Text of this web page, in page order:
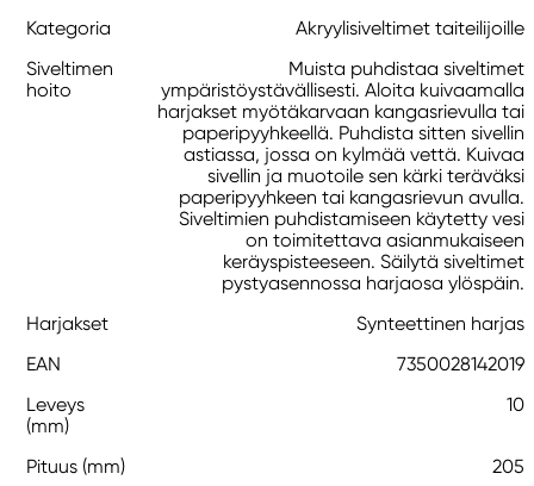
Kategoria
Akryylisiveltimet taiteilijoille
Siveltimen
hoito
Muista puhdistaa siveltimet
ympäristöystävällisesti. Aloita kuivaamalla
harjakset myötäkarvaan kangasrievulla tai
paperipyyhkeellä. Puhdista sitten sivellin
astiassa, jossa on kylmää vettä. Kuivaa
sivellin ja muotoile sen kärki teräväksi
paperipyyhkeen tai kangasrievun avulla.
Siveltimien puhdistamiseen käytetty vesi
on toimitettava asianmukaiseen
keräyspisteeseen. Säilytä siveltimet
pystyasennossa harjaosa ylöspäin.
Harjakset
Synteettinen harjas
EAN
7350028142019
Leveys
(mm)
10
Pituus (mm) 205